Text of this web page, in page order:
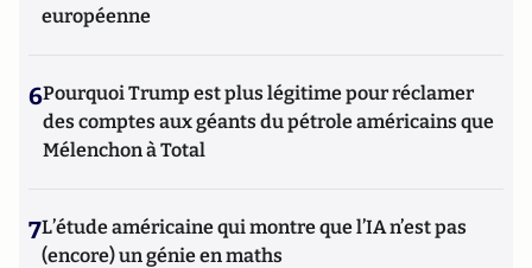
européenne
6Pourquoi Trump est plus légitime pour réclamer
des comptes aux géants du pétrole américains que
Mélenchon à Total
7L’étude américaine qui montre que l’IA n’est pas
(encore) un génie en maths